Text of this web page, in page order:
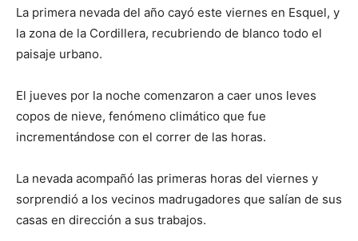
La primera nevada del año cayó este viernes en Esquel, y
la zona de la Cordillera, recubriendo de blanco todo el
paisaje urbano.
El jueves por la noche comenzaron a caer unos leves
copos de nieve, fenómeno climático que fue
incrementándose con el correr de las horas.
La nevada acompañó las primeras horas del viernes y
sorprendió a los vecinos madrugadores que salían de sus
casas en dirección a sus trabajos.